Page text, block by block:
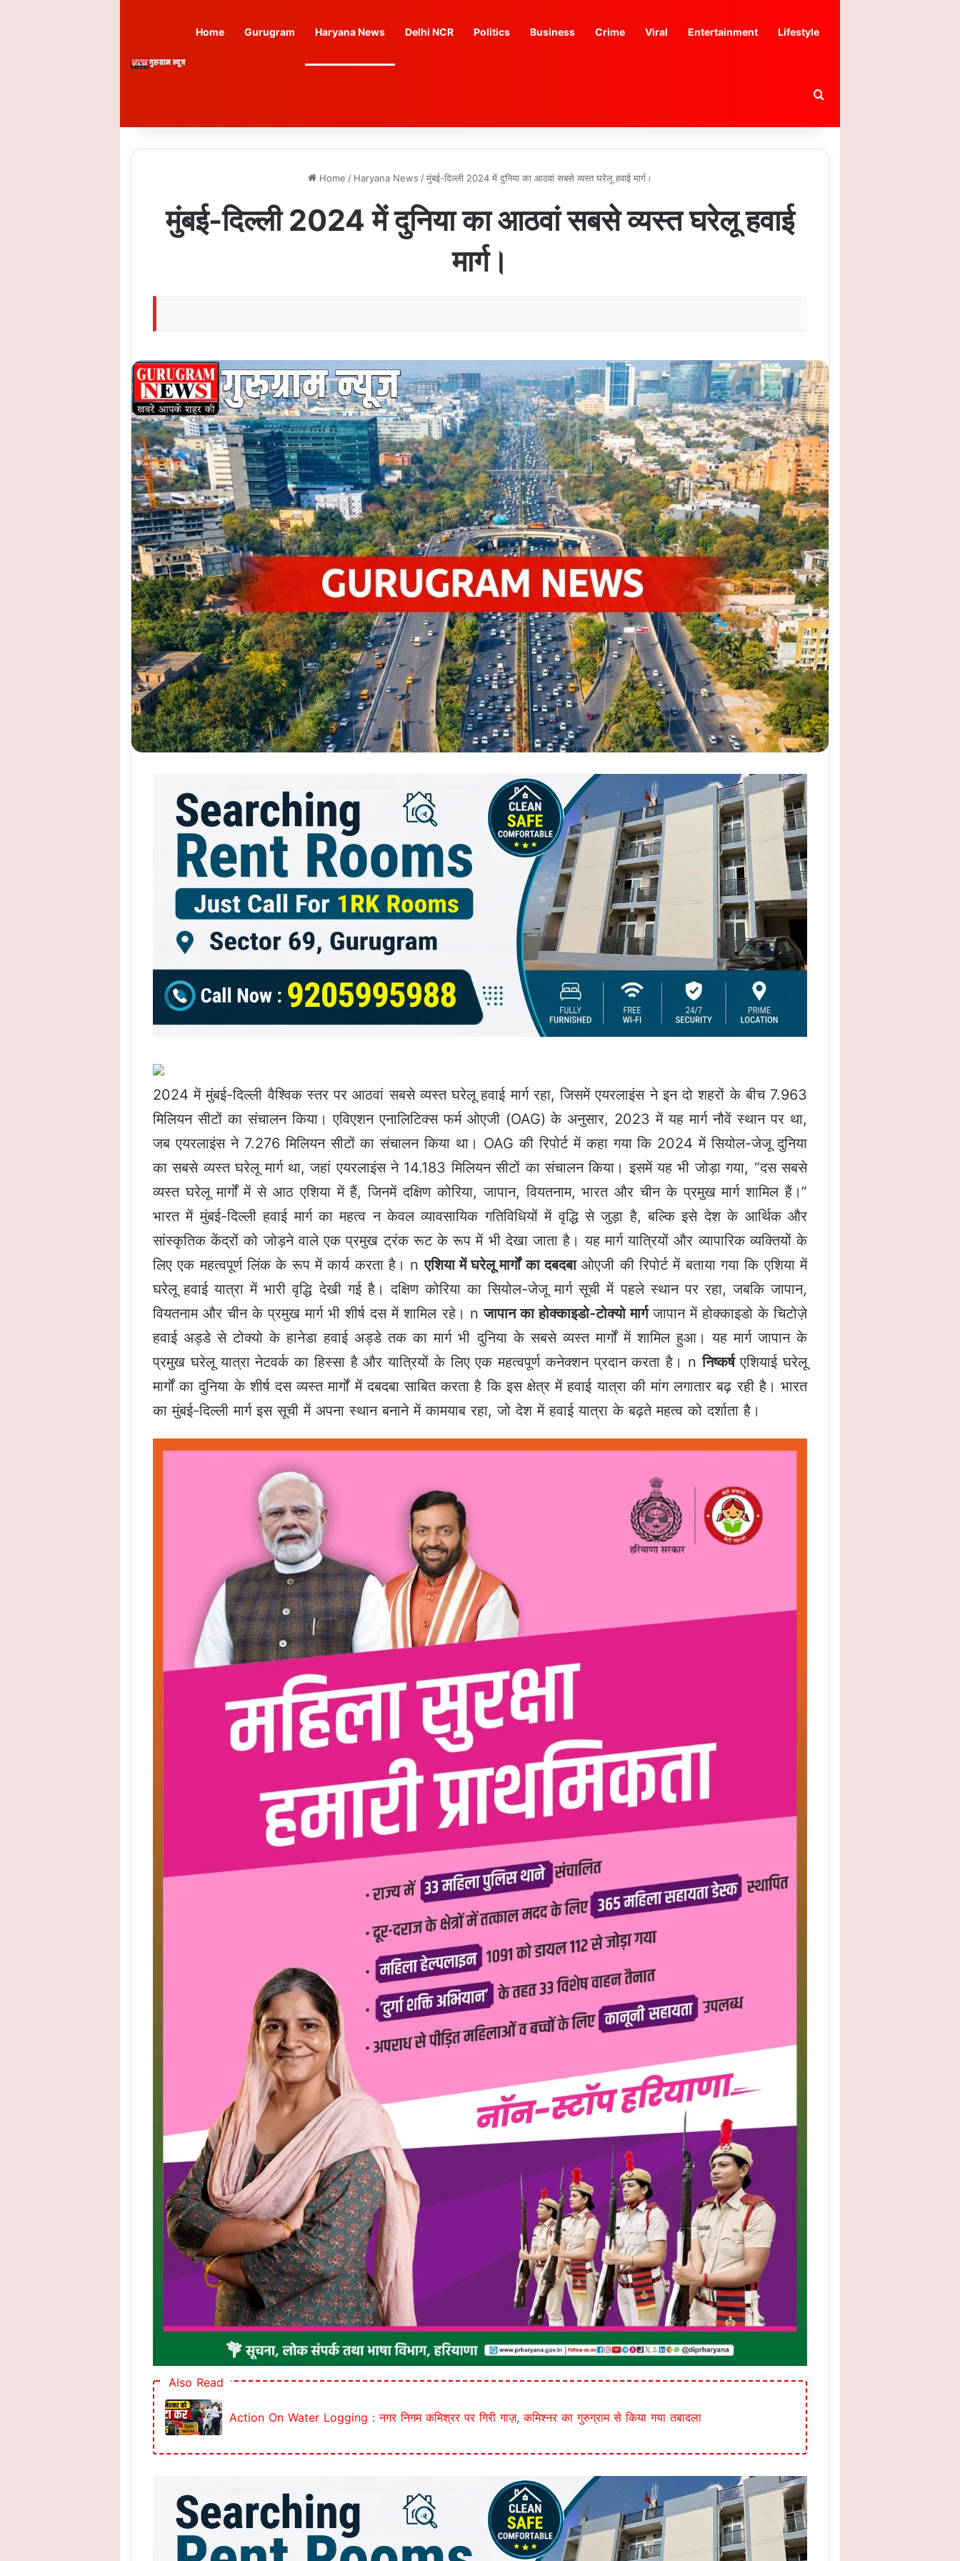
Home Gurugram Haryana News Delhi NCR Politics Business Crime Viral Entertainment Lifestyle
Search for
Home / Haryana News /मुंबई-दिल्ली 2024 में दुनिया का आठवां सबसे व्यस्त घरेलू हवाई मार्ग।
मुंबई-दिल्ली 2024 में दुनिया का आठवां सबसे व्यस्त घरेलू हवाई
मार्ग।
2024 में मुंबई-दिल्ली वैश्विक स्तर पर आठवां सबसे व्यस्त घरेलू हवाई मार्ग रहा, जिसमें एयरलाइंस ने इन दो शहरों के बीच 7.963
मिलियन सीटों का संचालन किया। एविएशन एनालिटिक्स फर्म ओएजी (OAG) के अनुसार, 2023 में यह मार्ग नौवें स्थान पर था,
जब एयरलाइंस ने 7.276 मिलियन सीटों का संचालन किया था। OAG की रिपोर्ट में कहा गया कि 2024 में सियोल-जेजू दुनिया
का सबसे व्यस्त घरेलू मार्ग था, जहां एयरलाइंस ने 14.183 मिलियन सीटों का संचालन किया। इसमें यह भी जोड़ा गया, “दस सबसे
व्यस्त घरेलू मार्गों में से आठ एशिया में हैं, जिनमें दक्षिण कोरिया, जापान, वियतनाम, भारत और चीन के प्रमुख मार्ग शामिल हैं।”
भारत में मुंबई-दिल्ली हवाई मार्ग का महत्व न केवल व्यावसायिक गतिविधियों में वृद्धि से जुड़ा है, बल्कि इसे देश के आर्थिक और
सांस्कृतिक केंद्रों को जोड़ने वाले एक प्रमुख ट्रंक रूट के रूप में भी देखा जाता है। यह मार्ग यात्रियों और व्यापारिक व्यक्तियों के
लिए एक महत्वपूर्ण लिंक के रूप में कार्य करता है। nएशिया में घरेलू मार्गों का दबदबाओएजी की रिपोर्ट में बताया गया कि एशिया में
घरेलू हवाई यात्रा में भारी वृद्धि देखी गई है। दक्षिण कोरिया का सियोल-जेजू मार्ग सूची में पहले स्थान पर रहा, जबकि जापान,
वियतनाम और चीन के प्रमुख मार्ग भी शीर्ष दस में शामिल रहे। nजापान का होक्काइडो-टोक्यो मार्गजापान में होक्काइडो के चिटोज़े
हवाई अड्डे से टोक्यो के हानेडा हवाई अड्डे तक का मार्ग भी दुनिया के सबसे व्यस्त मार्गों में शामिल हुआ। यह मार्ग जापान के
प्रमुख घरेलू यात्रा नेटवर्क का हिस्सा है और यात्रियों के लिए एक महत्वपूर्ण कनेक्शन प्रदान करता है। nनिष्कर्षएशियाई घरेलू
मार्गों का दुनिया के शीर्ष दस व्यस्त मार्गों में दबदबा साबित करता है कि इस क्षेत्र में हवाई यात्रा की मांग लगातार बढ़ रही है। भारत
का मुंबई-दिल्ली मार्ग इस सूची में अपना स्थान बनाने में कामयाब रहा, जो देश में हवाई यात्रा के बढ़ते महत्व को दर्शाता है।
Also Read
Action On Water Logging : नगर निगम कमिश्रर पर गिरी गाज़, कमिश्नर का गुरुग्राम से किया गया तबादला